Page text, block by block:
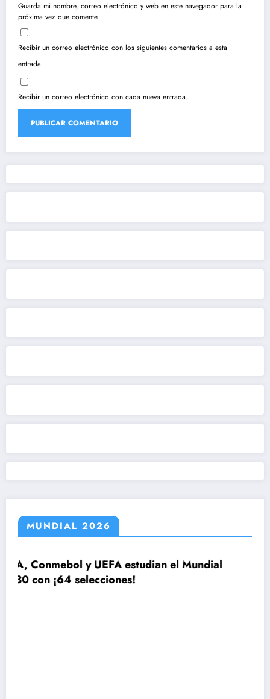
Guarda mi nombre, correo electrónico y web en este navegador para la
próxima vez que comente.
Recibir un correo electrónico con los siguientes comentarios a esta
entrada.
Recibir un correo electrónico con cada nueva entrada.
MUNDIAL 2026
estudian el Mundial